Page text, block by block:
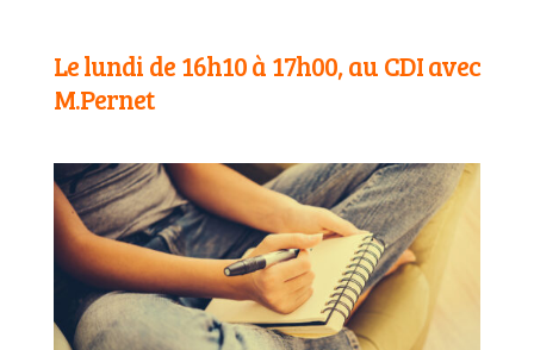
Le lundi de 16h10 à 17h00, au CDI avec
M.Pernet